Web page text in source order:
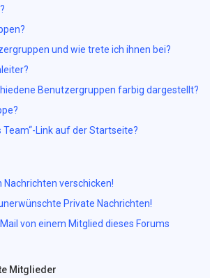
und wie trete ich ihnen bei?
Benutzergruppen farbig dargestellt?
Team“-Link auf der Startseite?
Nachrichten verschicken!
Private Nachrichten!
von einem Mitglied dieses Forums
Mitglieder